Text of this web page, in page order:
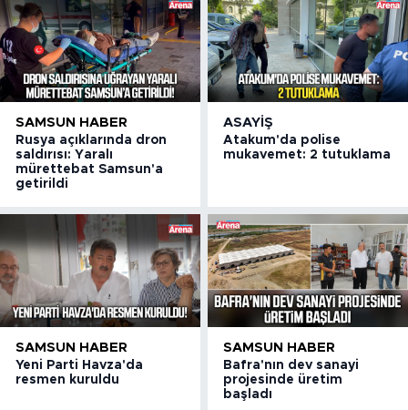
SAMSUN HABER
Rusya açıklarında dron
saldırısı: Yaralı
mürettebat Samsun'a
getirildi
ASAYIŞ
Atakum'da polise
mukavemet: 2 tutuklama
SAMSUN HABER
Yeni Parti Havza'da
resmen kuruldu
SAMSUN HABER
Bafra'nın dev sanayi
projesinde üretim
başladı